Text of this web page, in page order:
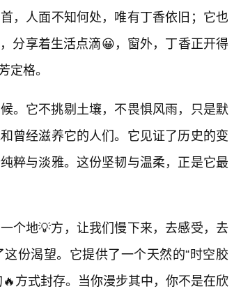
，人面不知何处，唯有丁香依旧；它也
分享着生活点滴😀，窗外，丁香正开得
格。
。它不挑剔土壤，不畏惧风雨，只是默
曾经滋养它的人们。它见证了历史的变
粹与淡雅。这份坚韧与温柔，正是它最
个地💡方，让我们慢下来，去感受，去
份渴望。它提供了一个天然的“时空胶
方式封存。当你漫步其中，你不是在欣